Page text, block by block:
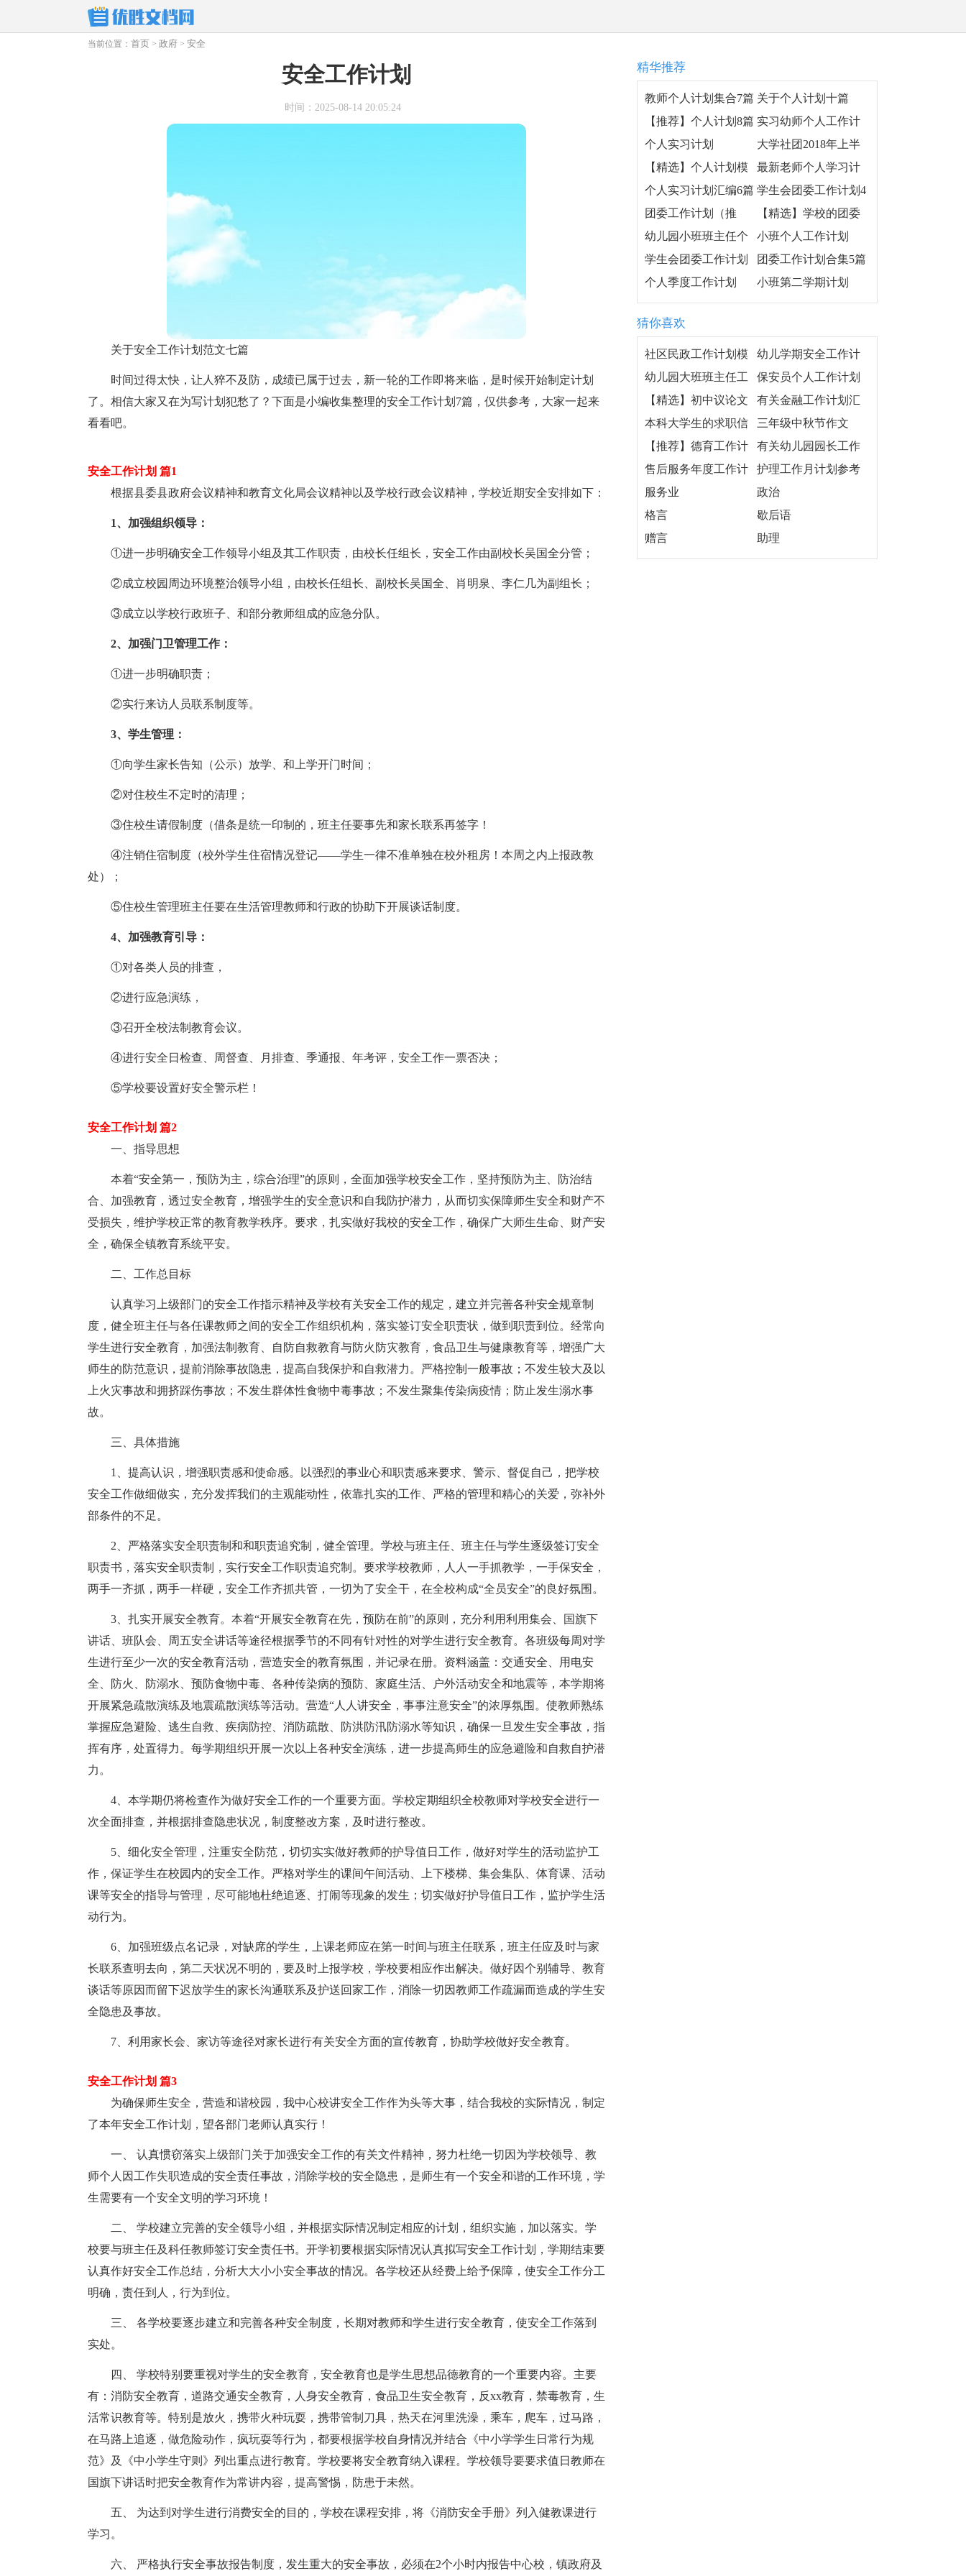
当前位置： 首页 > 政府 > 安全
安全工作计划
时间：2025-08-14 20:05:24
关于安全工作计划范文七篇
时间过得太快，让人猝不及防，成绩已属于过去，新一轮的工作即将来临，是时候开始制定计划
了。相信大家又在为写计划犯愁了？下面是小编收集整理的安全工作计划7篇，仅供参考，大家一起来
看看吧。
安全工作计划 篇1
根据县委县政府会议精神和教育文化局会议精神以及学校行政会议精神，学校近期安全安排如下：
1、加强组织领导：
①进一步明确安全工作领导小组及其工作职责，由校长任组长，安全工作由副校长吴国全分管；
②成立校园周边环境整治领导小组，由校长任组长、副校长吴国全、肖明泉、李仁几为副组长；
③成立以学校行政班子、和部分教师组成的应急分队。
2、加强门卫管理工作：
①进一步明确职责；
②实行来访人员联系制度等。
3、学生管理：
①向学生家长告知（公示）放学、和上学开门时间；
②对住校生不定时的清理；
③住校生请假制度（借条是统一印制的，班主任要事先和家长联系再签字！
④注销住宿制度（校外学生住宿情况登记——学生一律不准单独在校外租房！本周之内上报政教
处）；
⑤住校生管理班主任要在生活管理教师和行政的协助下开展谈话制度。
4、加强教育引导：
①对各类人员的排查，
②进行应急演练，
③召开全校法制教育会议。
④进行安全日检查、周督查、月排查、季通报、年考评，安全工作一票否决；
⑤学校要设置好安全警示栏！
安全工作计划 篇2
一、指导思想
本着“安全第一，预防为主，综合治理”的原则，全面加强学校安全工作，坚持预防为主、防治结
合、加强教育，透过安全教育，增强学生的安全意识和自我防护潜力，从而切实保障师生安全和财产不
受损失，维护学校正常的教育教学秩序。要求，扎实做好我校的安全工作，确保广大师生生命、财产安
全，确保全镇教育系统平安。
二、工作总目标
认真学习上级部门的安全工作指示精神及学校有关安全工作的规定，建立并完善各种安全规章制
度，健全班主任与各任课教师之间的安全工作组织机构，落实签订安全职责状，做到职责到位。经常向
学生进行安全教育，加强法制教育、自防自救教育与防火防灾教育，食品卫生与健康教育等，增强广大
师生的防范意识，提前消除事故隐患，提高自我保护和自救潜力。严格控制一般事故；不发生较大及以
上火灾事故和拥挤踩伤事故；不发生群体性食物中毒事故；不发生聚集传染病疫情；防止发生溺水事
故。
三、具体措施
1、提高认识，增强职责感和使命感。以强烈的事业心和职责感来要求、警示、督促自己，把学校
安全工作做细做实，充分发挥我们的主观能动性，依靠扎实的工作、严格的管理和精心的关爱，弥补外
部条件的不足。
2、严格落实安全职责制和和职责追究制，健全管理。学校与班主任、班主任与学生逐级签订安全
职责书，落实安全职责制，实行安全工作职责追究制。要求学校教师，人人一手抓教学，一手保安全，
两手一齐抓，两手一样硬，安全工作齐抓共管，一切为了安全干，在全校构成“全员安全”的良好氛围。
3、扎实开展安全教育。本着“开展安全教育在先，预防在前”的原则，充分利用利用集会、国旗下
讲话、班队会、周五安全讲话等途径根据季节的不同有针对性的对学生进行安全教育。各班级每周对学
生进行至少一次的安全教育活动，营造安全的教育氛围，并记录在册。资料涵盖：交通安全、用电安
全、防火、防溺水、预防食物中毒、各种传染病的预防、家庭生活、户外活动安全和地震等，本学期将
开展紧急疏散演练及地震疏散演练等活动。营造“人人讲安全，事事注意安全”的浓厚氛围。使教师熟练
掌握应急避险、逃生自救、疾病防控、消防疏散、防洪防汛防溺水等知识，确保一旦发生安全事故，指
挥有序，处置得力。每学期组织开展一次以上各种安全演练，进一步提高师生的应急避险和自救自护潜
力。
4、本学期仍将检查作为做好安全工作的一个重要方面。学校定期组织全校教师对学校安全进行一
次全面排查，并根据排查隐患状况，制度整改方案，及时进行整改。
5、细化安全管理，注重安全防范，切切实实做好教师的护导值日工作，做好对学生的活动监护工
作，保证学生在校园内的安全工作。严格对学生的课间午间活动、上下楼梯、集会集队、体育课、活动
课等安全的指导与管理，尽可能地杜绝追逐、打闹等现象的发生；切实做好护导值日工作，监护学生活
动行为。
6、加强班级点名记录，对缺席的学生，上课老师应在第一时间与班主任联系，班主任应及时与家
长联系查明去向，第二天状况不明的，要及时上报学校，学校要相应作出解决。做好因个别辅导、教育
谈话等原因而留下迟放学生的家长沟通联系及护送回家工作，消除一切因教师工作疏漏而造成的学生安
全隐患及事故。
7、利用家长会、家访等途径对家长进行有关安全方面的宣传教育，协助学校做好安全教育。
安全工作计划 篇3
为确保师生安全，营造和谐校园，我中心校讲安全工作作为头等大事，结合我校的实际情况，制定
了本年安全工作计划，望各部门老师认真实行！
一、 认真惯窃落实上级部门关于加强安全工作的有关文件精神，努力杜绝一切因为学校领导、教
师个人因工作失职造成的安全责任事故，消除学校的安全隐患，是师生有一个安全和谐的工作环境，学
生需要有一个安全文明的学习环境！
二、 学校建立完善的安全领导小组，并根据实际情况制定相应的计划，组织实施，加以落实。学
校要与班主任及科任教师签订安全责任书。开学初要根据实际情况认真拟写安全工作计划，学期结束要
认真作好安全工作总结，分析大大小小安全事故的情况。各学校还从经费上给予保障，使安全工作分工
明确，责任到人，行为到位。
三、 各学校要逐步建立和完善各种安全制度，长期对教师和学生进行安全教育，使安全工作落到
实处。
四、 学校特别要重视对学生的安全教育，安全教育也是学生思想品德教育的一个重要内容。主要
有：消防安全教育，道路交通安全教育，人身安全教育，食品卫生安全教育，反xx教育，禁毒教育，生
活常识教育等。特别是放火，携带火种玩耍，携带管制刀具，热天在河里洗澡，乘车，爬车，过马路，
在马路上追逐，做危险动作，疯玩耍等行为，都要根据学校自身情况并结合《中小学学生日常行为规
范》及《中小学生守则》列出重点进行教育。学校要将安全教育纳入课程。学校领导要要求值日教师在
国旗下讲话时把安全教育作为常讲内容，提高警惕，防患于未然。
五、 为达到对学生进行消费安全的目的，学校在课程安排，将《消防安全手册》列入健教课进行
学习。
六、 严格执行安全事故报告制度，发生重大的安全事故，必须在2个小时内报告中心校，镇政府及
精华推荐
教师个人计划集合7篇 关于个人计划十篇
【推荐】个人计划8篇 实习幼师个人工作计
划
个人实习计划
大学社团2018年上半
年工作计划
【精选】个人计划模
板汇总9篇
最新老师个人学习计
划
个人实习计划汇编6篇 学生会团委工作计划4
篇
团委工作计划（推
荐）
【精选】学校的团委
工作计划三篇
幼儿园小班班主任个
人工作计划
小班个人工作计划
学生会团委工作计划
模板锦集7篇
团委工作计划合集5篇
个人季度工作计划
小班第二学期计划
猜你喜欢
社区民政工作计划模
板锦集九篇
幼儿学期安全工作计
划集合九篇
幼儿园大班班主任工
作计划4篇
保安员个人工作计划
(通用8篇)
【精选】初中议论文
作文锦集七篇
有关金融工作计划汇
总十篇
本科大学生的求职信
三年级中秋节作文
【推荐】德育工作计
划模板集锦九篇
有关幼儿园园长工作
计划范文6篇
售后服务年度工作计
划
护理工作月计划参考
服务业
政治
格言
歇后语
赠言
助理